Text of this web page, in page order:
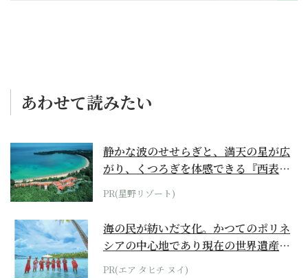
あわせて読みたい
静かな波のせせらぎと、満天の星が広
がり、くつろぎを体感できる『西表島
ホテル by...
PR(星野リゾート)
海の民が紡いだ文化。かつてのポリネ
シアの中心地であり現在の世界遺産か
らみえてくる...
PR(エア タヒチ ヌイ)